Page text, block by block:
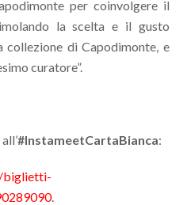
per coinvolgere il
la scelta e il gusto
collezione di Capodimonte, e
curatore”.
#InstameetCartaBianca:
biglietti-
.